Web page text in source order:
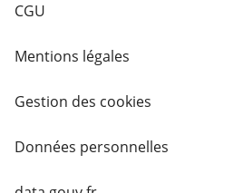
CGU
Mentions légales
Gestion des cookies
Données personnelles